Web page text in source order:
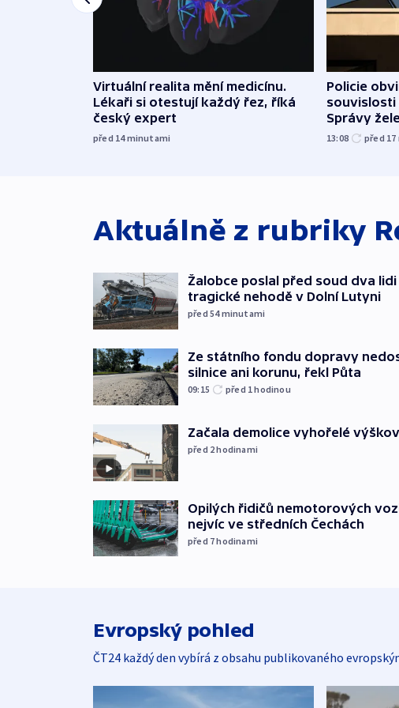
Virtuální realita mění medicínu.
Lékaři si otestují každý řez, říká
český expert
před 14minutami
Policie
souvislosti
Správy
13:08 před 17
Aktuálně z rubriky
Žalobce poslal před soud dva
tragické nehodě v Dolní Lutyni
před 54minutami
Ze státního fondu dopravy
silnice ani korunu, řekl Půta
09:15 před 1hodinou
Začala demolice vyhořelé
před 2hodinami
Opilých řidičů nemotorových
nejvíc ve středních Čechách
před 7hodinami
Evropský pohled
ČT24 každý den vybírá z obsahu publikovaného